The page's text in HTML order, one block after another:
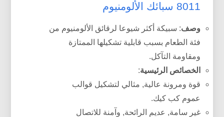
8011 سبائك الألومنيوم
وصف: سبيكة أكثر شيوعا لرقائق الألومنيوم من
فئة الطعام بسبب قابلية تشكيلها الممتازة
ومقاومة التآكل.
الخصائص الرئيسية:
قوة ومرونة عالية, مثالي لتشكيل قوالب
عموم كب كيك.
غير سامة, عديم الرائحة, وآمنة للاتصال